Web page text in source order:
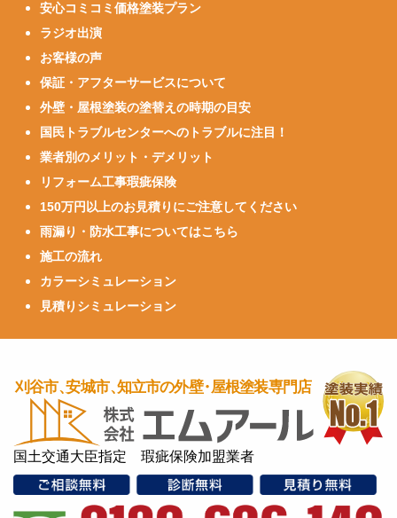
安心コミコミ価格塗装プラン
ラジオ出演
お客様の声
保証・アフターサービスについて
外壁・屋根塗装の塗替えの時期の目安
国民トラブルセンターへのトラブルに注目！
業者別のメリット・デメリット
リフォーム工事瑕疵保険
150万円以上のお見積りにご注意してください
雨漏り・防水工事についてはこちら
施工の流れ
カラーシミュレーション
見積りシミュレーション
国土交通大臣指定 瑕疵保険加盟業者